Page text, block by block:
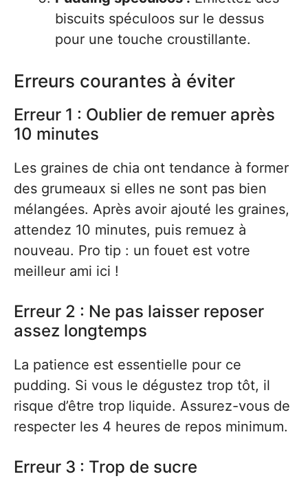
biscuits spéculoos sur le dessus
pour une touche croustillante.
Erreurs courantes à éviter
Erreur 1 : Oublier de remuer après
10 minutes
Les graines de chia ont tendance à former
des grumeaux si elles ne sont pas bien
mélangées. Après avoir ajouté les graines,
attendez 10 minutes, puis remuez à
nouveau. Pro tip : un fouet est votre
meilleur ami ici !
Erreur 2 : Ne pas laisser reposer
assez longtemps
La patience est essentielle pour ce
pudding. Si vous le dégustez trop tôt, il
risque d’être trop liquide. Assurez-vous de
respecter les 4 heures de repos minimum.
Erreur 3 : Trop de sucre